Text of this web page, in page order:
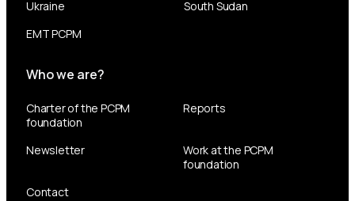
Ukraine
EMT PCPM
South Sudan
Who we are?
Charter of the PCPM
foundation
Reports
Newsletter
Work at the PCPM
foundation
Contact